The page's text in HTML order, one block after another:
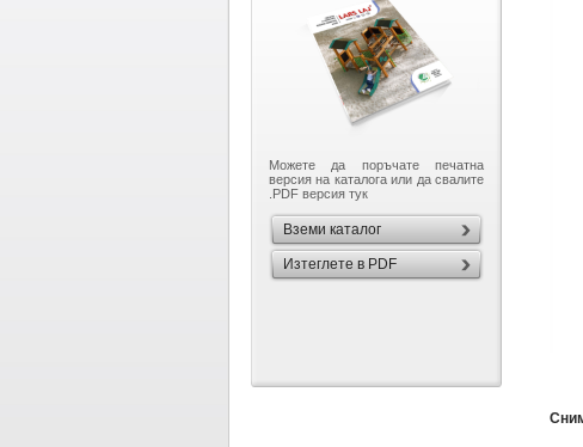
Можете да поръчате печатна
версия на каталога или да свалите
.PDF версия тук
Вземи каталог
Изтеглете в PDF